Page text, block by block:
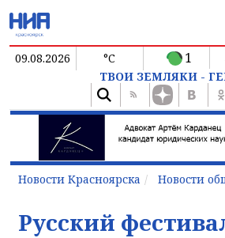
09.08.2026 °C 1
ТВОИ ЗЕМЛЯКИ -
Новости Красноярска Новости
Русский